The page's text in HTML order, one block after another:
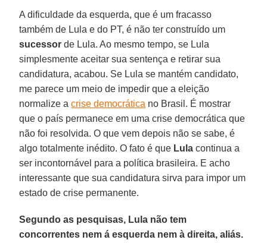
A dificuldade da esquerda, que é um fracasso
também de Lula e do PT, é não ter construído um
sucessor de Lula. Ao mesmo tempo, se Lula
simplesmente aceitar sua sentença e retirar sua
candidatura, acabou. Se Lula se mantém candidato,
me parece um meio de impedir que a eleição
normalize acrise democrática no Brasil. É mostrar
que o país permanece em uma crise democrática que
não foi resolvida. O que vem depois não se sabe, é
algo totalmente inédito. O fato é que Lula continua a
ser incontornável para a política brasileira. E acho
interessante que sua candidatura sirva para impor um
estado de crise permanente.
Segundo as pesquisas, Lula não tem
concorrentes nem á esquerda nem à direita, aliás.